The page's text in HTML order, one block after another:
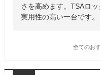
さを高めます。TSAロ
実用性の高い一台です。
全てのお